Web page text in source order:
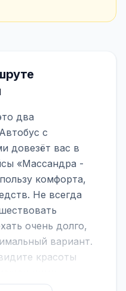
два
с
довезёт вас в
«Массандра -
комфорта,
Не всегда
очень долго,
вариант.
красоты